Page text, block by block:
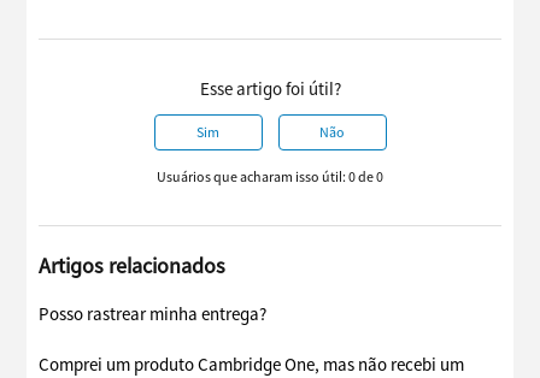
Esse artigo foi útil?
Sim Não
Usuários que acharam isso útil: 0 de 0
Artigos relacionados
Posso rastrear minha entrega?
Comprei um produto Cambridge One, mas não recebi um